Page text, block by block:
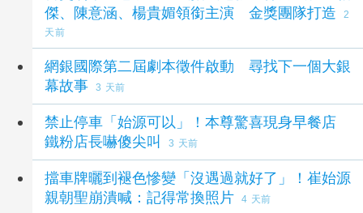
傑、陳意涵、楊貴媚領銜主演 金獎團隊打造
2
天前
網銀國際第二屆劇本徵件啟動 尋找下一個大銀
幕故事
3 天前
禁止停車「始源可以」！本尊驚喜現身早餐店
鐵粉店長嚇傻尖叫
3 天前
擋車牌曬到褪色慘變「沒遇過就好了」！崔始源
親朝聖崩潰喊：記得常換照片
4 天前